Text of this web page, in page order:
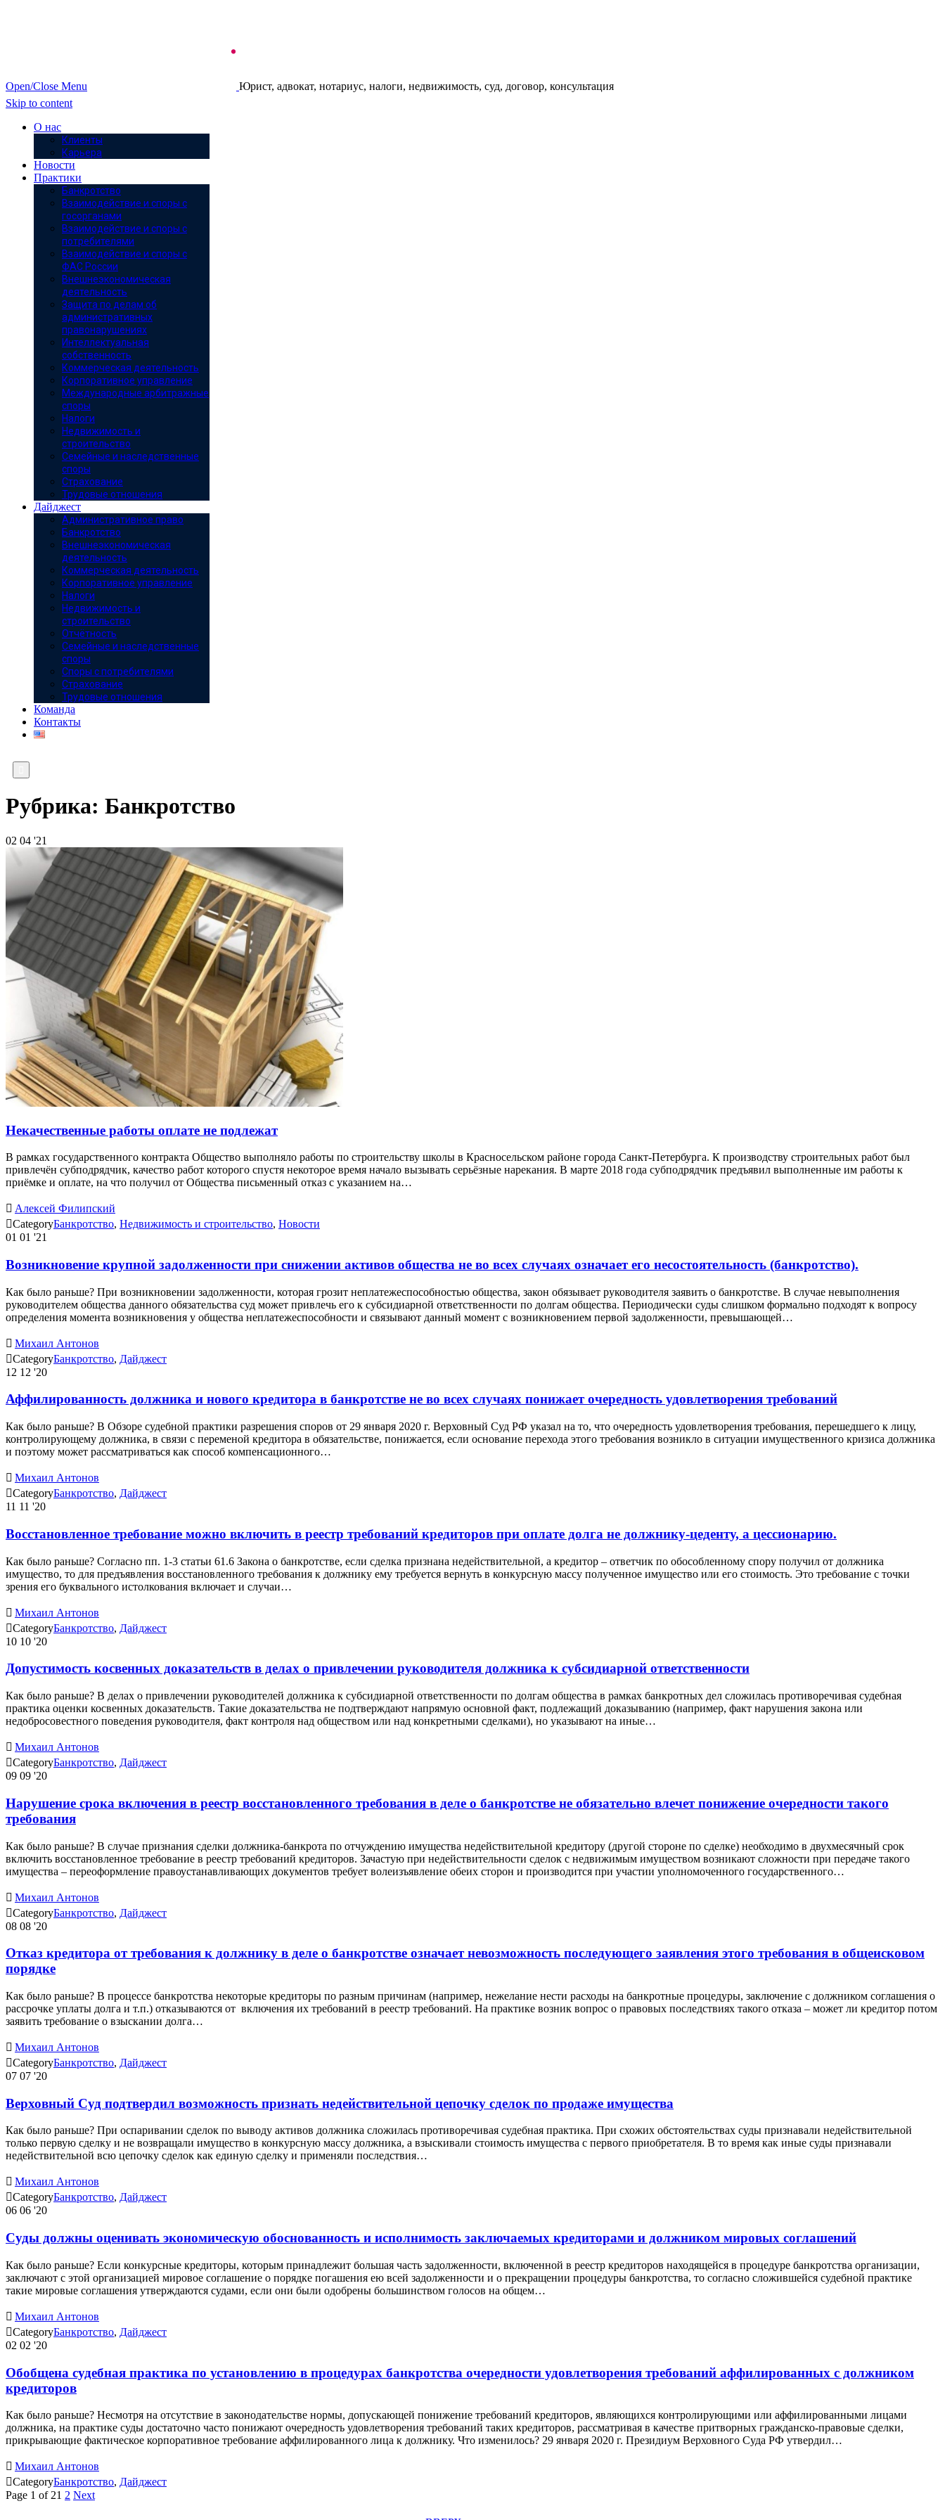
Open/Close Menu
Юрист, адвокат, нотариус, налоги, недвижимость, суд, договор, консультация
Skip to content
О нас
Клиенты
Карьера
Новости
Практики
Банкротство
Взаимодействие и споры с
госорганами
Взаимодействие и споры с
потребителями
Взаимодействие и споры с
ФАС России
Внешнеэкономическая
деятельность
Защита по делам об
административных
правонарушениях
Интеллектуальная
собственность
Коммерческая деятельность
Корпоративное управление
Международные арбитражные
споры
Налоги
Недвижимость и
строительство
Семейные и наследственные
споры
Страхование
Трудовые отношения
Дайджест
Административное право
Банкротство
Внешнеэкономическая
деятельность
Коммерческая деятельность
Корпоративное управление
Налоги
Недвижимость и
строительство
Отчётность
Семейные и наследственные
споры
Споры с потребителями
Страхование
Трудовые отношения
Команда
Контакты
Рубрика: Банкротство
02 04 '21
Некачественные работы оплате не подлежат
В рамках государственного контракта Общество выполняло работы по строительству школы в Красносельском районе города Санкт-Петербурга. К производству строительных работ был
привлечён субподрядчик, качество работ которого спустя некоторое время начало вызывать серьёзные нарекания. В марте 2018 года субподрядчик предъявил выполненные им работы к
приёмке и оплате, на что получил от Общества письменный отказ с указанием на…
 Алексей Филипский
CategoryБанкротство, Недвижимость и строительство, Новости
01 01 '21
Возникновение крупной задолженности при снижении активов общества не во всех случаях означает его несостоятельность (банкротство).
Как было раньше? При возникновении задолженности, которая грозит неплатежеспособностью общества, закон обязывает руководителя заявить о банкротстве. В случае невыполнения
руководителем общества данного обязательства суд может привлечь его к субсидиарной ответственности по долгам общества. Периодически суды слишком формально подходят к вопросу
определения момента возникновения у общества неплатежеспособности и связывают данный момент с возникновением первой задолженности, превышающей…
 Михаил Антонов
CategoryБанкротство, Дайджест
12 12 '20
Аффилированность должника и нового кредитора в банкротстве не во всех случаях понижает очередность удовлетворения требований
Как было раньше? В Обзоре судебной практики разрешения споров от 29 января 2020 г. Верховный Суд РФ указал на то, что очередность удовлетворения требования, перешедшего к лицу,
контролирующему должника, в связи с переменой кредитора в обязательстве, понижается, если основание перехода этого требования возникло в ситуации имущественного кризиса должника
и поэтому может рассматриваться как способ компенсационного…
 Михаил Антонов
CategoryБанкротство, Дайджест
11 11 '20
Восстановленное требование можно включить в реестр требований кредиторов при оплате долга не должнику-цеденту, а цессионарию.
Как было раньше? Согласно пп. 1-3 статьи 61.6 Закона о банкротстве, если сделка признана недействительной, а кредитор – ответчик по обособленному спору получил от должника
имущество, то для предъявления восстановленного требования к должнику ему требуется вернуть в конкурсную массу полученное имущество или его стоимость. Это требование с точки
зрения его буквального истолкования включает и случаи…
 Михаил Антонов
CategoryБанкротство, Дайджест
10 10 '20
Допустимость косвенных доказательств в делах о привлечении руководителя должника к субсидиарной ответственности
Как было раньше? В делах о привлечении руководителей должника к субсидиарной ответственности по долгам общества в рамках банкротных дел сложилась противоречивая судебная
практика оценки косвенных доказательств. Такие доказательства не подтверждают напрямую основной факт, подлежащий доказыванию (например, факт нарушения закона или
недобросовестного поведения руководителя, факт контроля над обществом или над конкретными сделками), но указывают на иные…
 Михаил Антонов
CategoryБанкротство, Дайджест
09 09 '20
Нарушение срока включения в реестр восстановленного требования в деле о банкротстве не обязательно влечет понижение очередности такого
требования
Как было раньше? В случае признания сделки должника-банкрота по отчуждению имущества недействительной кредитору (другой стороне по сделке) необходимо в двухмесячный срок
включить восстановленное требование в реестр требований кредиторов. Зачастую при недействительности сделок с недвижимым имуществом возникают сложности при передаче такого
имущества – переоформление правоустанавливающих документов требует волеизъявление обеих сторон и производится при участии уполномоченного государственного…
 Михаил Антонов
CategoryБанкротство, Дайджест
08 08 '20
Отказ кредитора от требования к должнику в деле о банкротстве означает невозможность последующего заявления этого требования в общеисковом
порядке
Как было раньше? В процессе банкротства некоторые кредиторы по разным причинам (например, нежелание нести расходы на банкротные процедуры, заключение с должником соглашения о
рассрочке уплаты долга и т.п.) отказываются от включения их требований в реестр требований. На практике возник вопрос о правовых последствиях такого отказа – может ли кредитор потом
заявить требование о взыскании долга…
 Михаил Антонов
CategoryБанкротство, Дайджест
07 07 '20
Верховный Суд подтвердил возможность признать недействительной цепочку сделок по продаже имущества
Как было раньше? При оспаривании сделок по выводу активов должника сложилась противоречивая судебная практика. При схожих обстоятельствах суды признавали недействительной
только первую сделку и не возвращали имущество в конкурсную массу должника, а взыскивали стоимость имущества с первого приобретателя. В то время как иные суды признавали
недействительной всю цепочку сделок как единую сделку и применяли последствия…
 Михаил Антонов
CategoryБанкротство, Дайджест
06 06 '20
Суды должны оценивать экономическую обоснованность и исполнимость заключаемых кредиторами и должником мировых соглашений
Как было раньше? Если конкурсные кредиторы, которым принадлежит большая часть задолженности, включенной в реестр кредиторов находящейся в процедуре банкротства организации,
заключают с этой организацией мировое соглашение о порядке погашения ею всей задолженности и о прекращении процедуры банкротства, то согласно сложившейся судебной практике
такие мировые соглашения утверждаются судами, если они были одобрены большинством голосов на общем…
 Михаил Антонов
CategoryБанкротство, Дайджест
02 02 '20
Обобщена судебная практика по установлению в процедурах банкротства очередности удовлетворения требований аффилированных с должником
кредиторов
Как было раньше? Несмотря на отсутствие в законодательстве нормы, допускающей понижение требований кредиторов, являющихся контролирующими или аффилированными лицами
должника, на практике суды достаточно часто понижают очередность удовлетворения требований таких кредиторов, рассматривая в качестве притворных гражданско-правовые сделки,
прикрывающие фактическое корпоративное требование аффилированного лица к должнику. Что изменилось? 29 января 2020 г. Президиум Верховного Суда РФ утвердил…
 Михаил Антонов
CategoryБанкротство, Дайджест
Page 1 of 21 2 Next